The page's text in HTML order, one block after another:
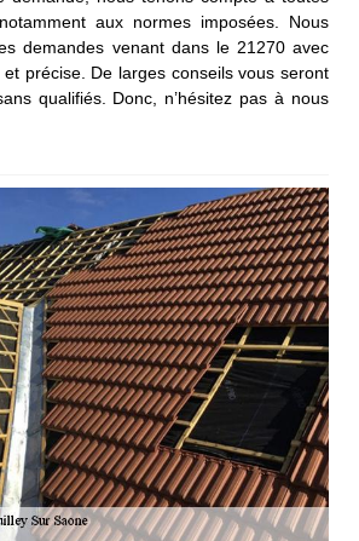
aux normes imposées. Nous
demandes venant dans le 21270 avec
précise. De larges conseils vous seront
qualifiés. Donc, n’hésitez pas à nous